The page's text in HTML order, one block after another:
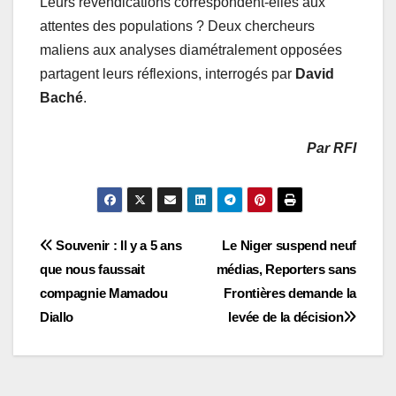
attentes des populations ? Deux chercheurs
maliens aux analyses diamétralement opposées
partagent leurs réflexions, interrogés par David
Baché.
Par RFI
Navigation
de
l’article
Le Niger suspend neuf
médias, Reporters sans
Frontières demande la
levée de la décision
Souvenir : Il y a 5 ans
que nous faussait
compagnie Mamadou
Diallo